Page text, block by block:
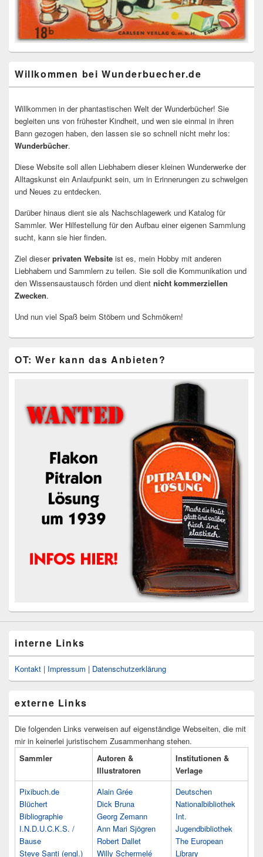
Willkommen bei Wunderbuecher.de
Willkommen in der phantastischen Welt der Wunderbücher! Sie
begleiten uns von frühester Kindheit, und wen sie einmal in ihren
Bann gezogen haben, den lassen sie so schnell nicht mehr los:
Wunderbücher.
Diese Website soll allen Liebhabern dieser kleinen Wunderwerke der
Alltagskunst ein Anlaufpunkt sein, um in Erinnerungen zu schwelgen
und Neues zu entdecken.
Darüber hinaus dient sie als Nachschlagewerk und Katalog für
Sammler. Wer Hilfestellung für den Aufbau einer eigenen Sammlung
sucht, kann sie hier finden.
Ziel dieserprivaten Website ist es, mein Hobby mit anderen
Liebhabern und Sammlern zu teilen. Sie soll die Kommunikation und
den Wissensaustausch förden und dient nicht kommerziellen
Zwecken.
Und nun viel Spaß beim Stöbern und Schmökern!
OT: Wer kann das Anbieten?
interne Links
Kontakt | Impressum | Datenschutzerklärung
externe Links
Die folgenden Links verweisen auf eigenständige Webseiten, die mit
mir in keinerlei juristischem Zusammenhang stehen.
Sammler
Autoren &
Illustratoren
Institutionen &
Verlage
Pixibuch.de
Blüchert
Bibliographie
I.N.D.U.C.K.S. /
Bause
Steve Santi (engl.)
Alain Grée
Dick Bruna
Georg Zemann
Ann Mari Sjögren
Robert Dallet
Willy Schermelé
Deutschen
Nationalbibliothek
Int.
Jugendbibliothek
The European
Library